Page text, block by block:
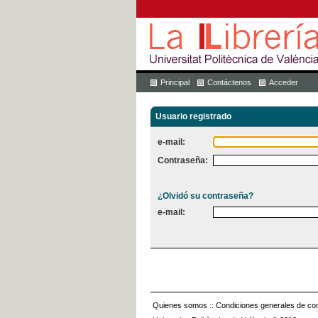
Principal Contáctenos Acceder
Usuario registrado
e-mail:
Contraseña:
¿Olvidó su contraseña?
e-mail:
Quienes somos :: Condiciones generales de